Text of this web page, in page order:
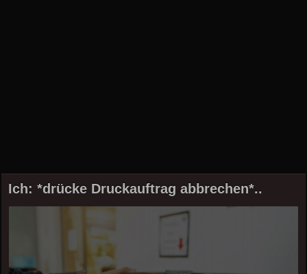
Ich: *drücke Druckauftrag abbrechen*..